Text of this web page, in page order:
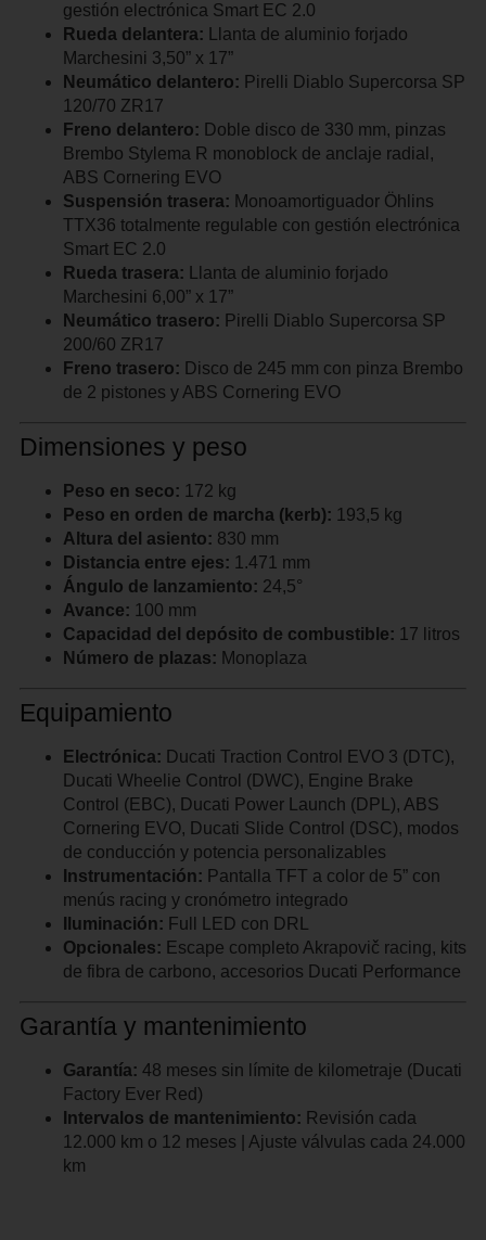
gestión electrónica Smart EC 2.0
Rueda delantera: Llanta de aluminio forjado
Marchesini 3,50” x 17”
Neumático delantero: Pirelli Diablo Supercorsa SP
120/70 ZR17
Freno delantero: Doble disco de 330 mm, pinzas
Brembo Stylema R monoblock de anclaje radial,
ABS Cornering EVO
Suspensión trasera: Monoamortiguador Öhlins
TTX36 totalmente regulable con gestión electrónica
Smart EC 2.0
Rueda trasera: Llanta de aluminio forjado
Marchesini 6,00” x 17”
Neumático trasero: Pirelli Diablo Supercorsa SP
200/60 ZR17
Freno trasero: Disco de 245 mm con pinza Brembo
de 2 pistones y ABS Cornering EVO
Dimensiones y peso
Peso en seco: 172 kg
Peso en orden de marcha (kerb): 193,5 kg
Altura del asiento: 830 mm
Distancia entre ejes: 1.471 mm
Ángulo de lanzamiento: 24,5°
Avance: 100 mm
Capacidad del depósito de combustible: 17 litros
Número de plazas: Monoplaza
Equipamiento
Electrónica: Ducati Traction Control EVO 3 (DTC),
Ducati Wheelie Control (DWC), Engine Brake
Control (EBC), Ducati Power Launch (DPL), ABS
Cornering EVO, Ducati Slide Control (DSC), modos
de conducción y potencia personalizables
Instrumentación: Pantalla TFT a color de 5” con
menús racing y cronómetro integrado
Iluminación: Full LED con DRL
Opcionales: Escape completo Akrapovič racing, kits
de fibra de carbono, accesorios Ducati Performance
Garantía y mantenimiento
Garantía: 48 meses sin límite de kilometraje (Ducati
Factory Ever Red)
Intervalos de mantenimiento: Revisión cada
12.000 km o 12 meses | Ajuste válvulas cada 24.000
km